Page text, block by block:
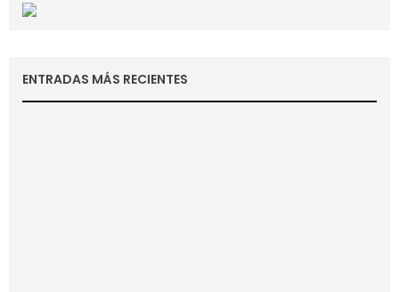
ENTRADAS MÁS RECIENTES